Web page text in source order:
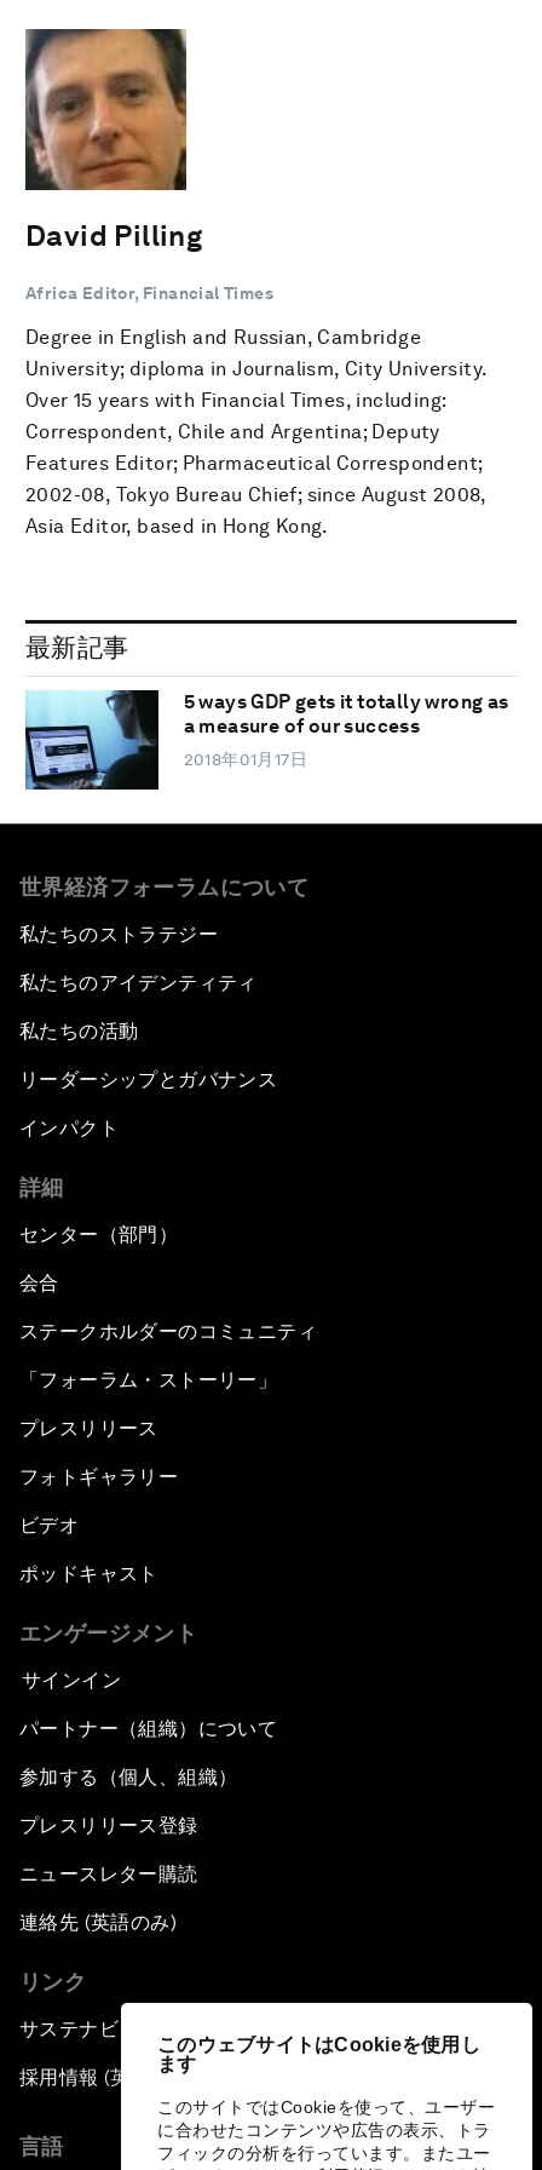
このウェブサイトはCookieを使用し
ます
このサイトではCookieを使って、ユーザー
に合わせたコンテンツや広告の表示、トラ
フィックの分析を行っています。またユー
David Pilling
Africa Editor, Financial Times
Degree in English and Russian, Cambridge
University; diploma in Journalism, City University.
Over 15 years with Financial Times, including:
Correspondent, Chile and Argentina; Deputy
Features Editor; Pharmaceutical Correspondent;
2002-08, Tokyo Bureau Chief; since August 2008,
Asia Editor, based in Hong Kong.
最新記事
5 ways GDP gets it totally wrong as
a measure of our success
2018年01月17日
世界経済フォーラムについて
私たちのストラテジー
私たちのアイデンティティ
私たちの活動
リーダーシップとガバナンス
インパクト
詳細
センター（部門）
会合
ステークホルダーのコミュニティ
「フォーラム・ストーリー」
プレスリリース
フォトギャラリー
ビデオ
ポッドキャスト
エンゲージメント
サインイン
パートナー（組織）について
参加する（個人、組織）
プレスリリース登録
ニュースレター購読
連絡先 (英語のみ)
リンク
サステナビリティへの取り組み
採用情報 (英語のみ)
言語